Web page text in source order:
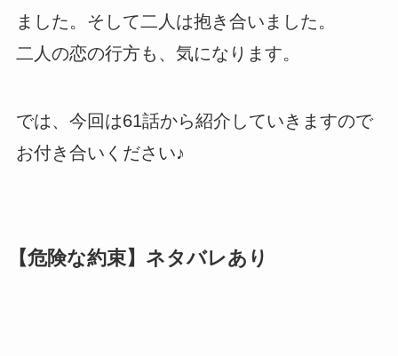
ました。そして二人は抱き合いました。
二人の恋の行方も、気になります。
では、今回は61話から紹介していきますので
お付き合いください♪
【危険な約束】ネタバレあり